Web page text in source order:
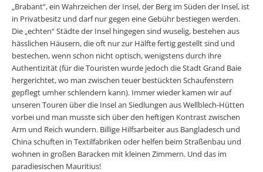
„Brabant“, ein Wahrzeichen der Insel, der Berg im Süden der Insel, ist
in Privatbesitz und darf nur gegen eine Gebühr bestiegen werden.
Die „echten“ Städte der Insel hingegen sind wuselig, bestehen aus
hässlichen Häusern, die oft nur zur Hälfte fertig gestellt sind und
bestechen, wenn schon nicht optisch, wenigstens durch ihre
Authentizität (für die Touristen wurde jedoch die Stadt Grand Baie
hergerichtet, wo man zwischen teuer bestückten Schaufenstern
gepflegt umher schlendern kann). Immer wieder kamen wir auf
unseren Touren über die Insel an Siedlungen aus Wellblech-Hütten
vorbei und man musste sich über den heftigen Kontrast zwischen
Arm und Reich wundern. Billige Hilfsarbeiter aus Bangladesch und
China schuften in Textilfabriken oder helfen beim Straßenbau und
wohnen in großen Baracken mit kleinen Zimmern. Und das im
paradiesischen Mauritius!